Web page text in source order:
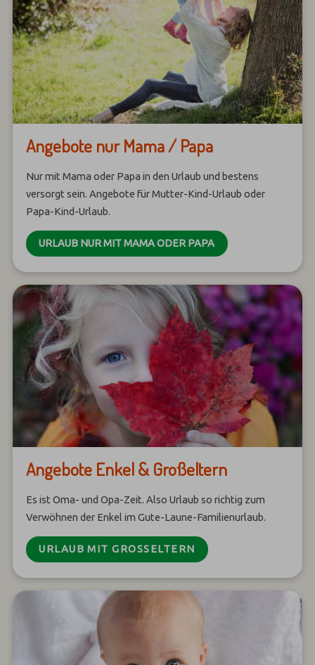
Angebote nur Mama / Papa
Nur mit Mama oder Papa in den Urlaub und bestens
versorgt sein. Angebote für Mutter-Kind-Urlaub oder
Papa-Kind-Urlaub.
URLAUB NUR MIT MAMA ODER PAPA
Angebote Enkel & Großeltern
Es ist Oma- und Opa-Zeit. Also Urlaub so richtig zum
Verwöhnen der Enkel im Gute-Laune-Familienurlaub.
URLAUB MIT GROSSELTERN